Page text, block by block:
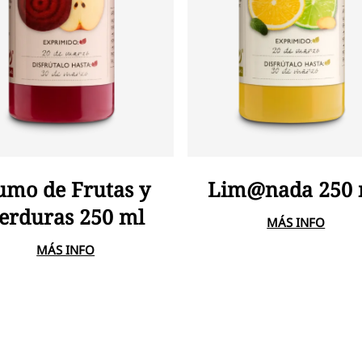
de Frutas y
250 ml
MÁS INFO
Lim@nada 250
MÁS INFO